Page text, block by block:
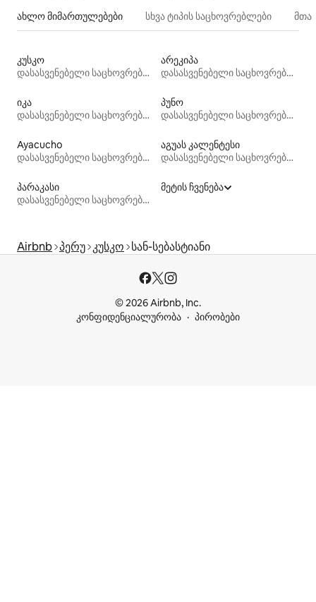
ახლო მიმართულებები სხვა ტიპის საცხოვრებლები
კუსკო
დასასვენებელი საცხოვრებლები
არეკიპა
დასასვენებელი საცხოვრებლები
იკა
დასასვენებელი საცხოვრებლები
პუნო
დასასვენებელი საცხოვრებლები
Ayacucho
დასასვენებელი საცხოვრებლები
აგუას კალენტესი
დასასვენებელი საცხოვრებლები
პარაკასი
დასასვენებელი საცხოვრებლები
მეტის ჩვენება
Airbnb პერუ კუსკო სან-სებასტიანი
© 2026 Airbnb, Inc.
კონფიდენციალურობა
პირობები